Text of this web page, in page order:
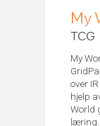
My
TCG
My
over
hjelp
World
læring.